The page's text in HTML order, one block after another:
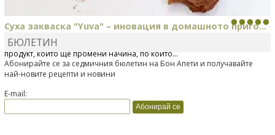
Суха закваска "Yuva" – иновация в домашното приго...
Отскоро Лесафр България стартира предлагането на изцяло нов
продукт, който ще промени начина, по който...
БЮЛЕТИН
Абонирайте се за седмичния бюлетин на Бон Апети и получавайте
най-новите рецепти и новини
E-mail: